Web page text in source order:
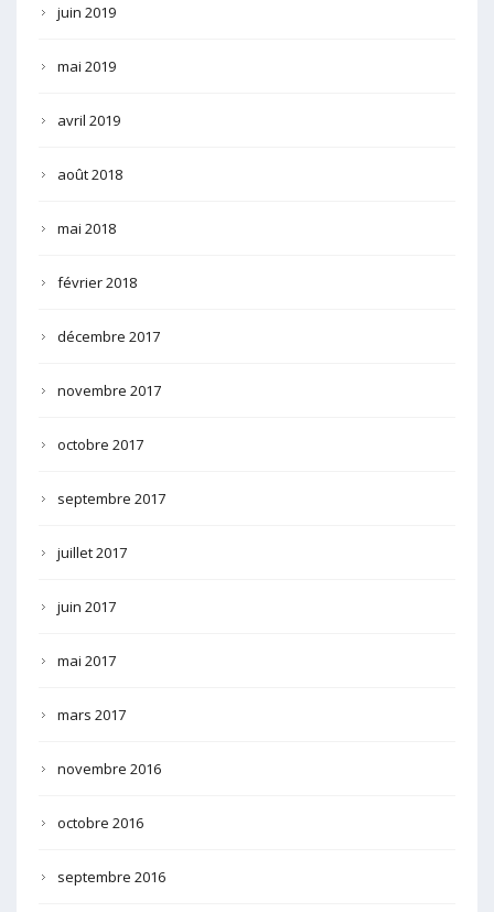
juin 2019
mai 2019
avril 2019
août 2018
mai 2018
février 2018
décembre 2017
novembre 2017
octobre 2017
septembre 2017
juillet 2017
juin 2017
mai 2017
mars 2017
novembre 2016
octobre 2016
septembre 2016